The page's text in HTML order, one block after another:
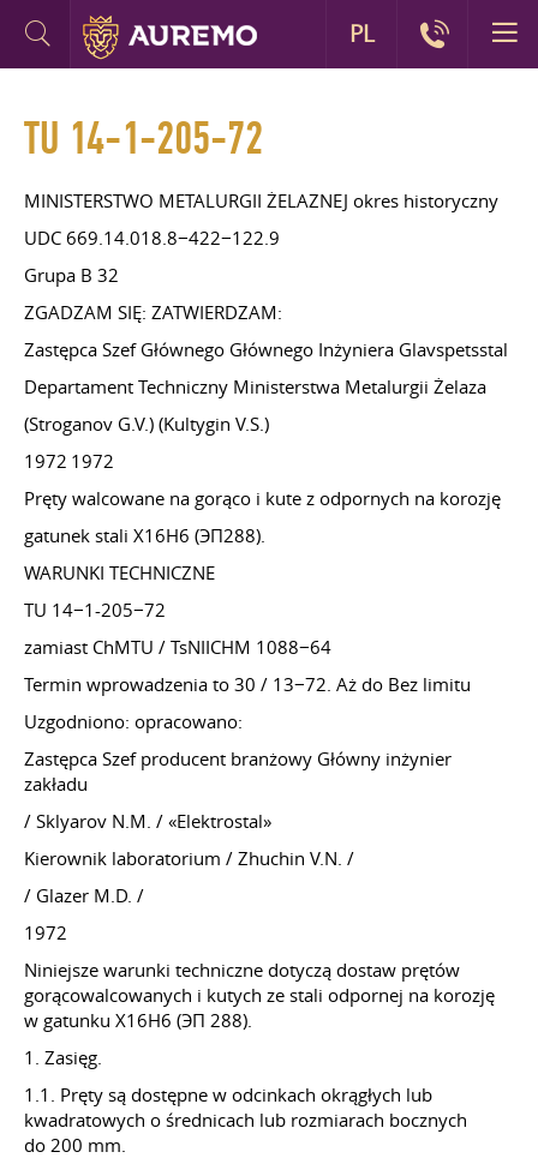
TU 14-1-205-72
MINISTERSTWO METALURGII ŻELAZNEJ okres historyczny
UDC 669.14.018.8−422−122.9
Grupa B 32
ZGADZAM SIĘ: ZATWIERDZAM:
Zastępca Szef Głównego Głównego Inżyniera Glavspetsstal
Departament Techniczny Ministerstwa Metalurgii Żelaza
(Stroganov G.V.) (Kultygin V.S.)
1972 1972
Pręty walcowane na gorąco i kute z odpornych na korozję
gatunek stali Х16Н6 (ЭП288).
WARUNKI TECHNICZNE
TU 14−1-205−72
zamiast ChMTU / TsNIICHM 1088−64
Termin wprowadzenia to 30 / 13−72. Aż do Bez limitu
Uzgodniono: opracowano:
Zastępca Szef producent branżowy Główny inżynier
zakładu
/ Sklyarov N.M. / «Elektrostal»
Kierownik laboratorium / Zhuchin V.N. /
/ Glazer M.D. /
1972
Niniejsze warunki techniczne dotyczą dostaw prętów
gorącowalcowanych i kutych ze stali odpornej na korozję
w gatunku X16H6 (ЭП 288).
1. Zasięg.
1.1. Pręty są dostępne w odcinkach okrągłych lub
kwadratowych o średnicach lub rozmiarach bocznych
do 200 mm.
PL